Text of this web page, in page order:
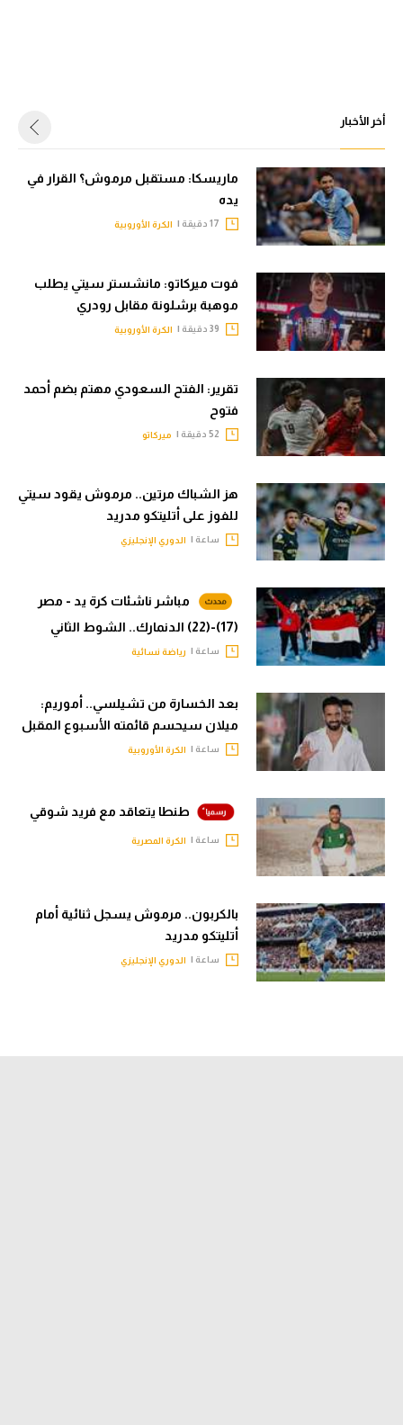
أخر الأخبار
ماريسكا: مستقبل مرموش؟ القرار في
يده
الكرة الأوروبية
فوت ميركاتو: مانشستر سيتي يطلب
موهبة برشلونة مقابل رودري
الكرة الأوروبية
تقرير: الفتح السعودي مهتم بضم أحمد
فتوح
ميركاتو
هز الشباك مرتين.. مرموش يقود سيتي
للفوز على أتليتكو مدريد
ساعة | الدوري الإنجليزي
مباشر ناشئات كرة يد - مصر
(17)-(22) الدنمارك.. الشوط الثاني
ساعة | رياضة نسائية
بعد الخسارة من تشيلسي.. أموريم:
ميلان سيحسم قائمته الأسبوع المقبل
ساعة | الكرة الأوروبية
طنطا يتعاقد مع فريد شوقي
ساعة | الكرة المصرية
بالكربون.. مرموش يسجل ثنائية أمام
أتليتكو مدريد
ساعة | الدوري الإنجليزي